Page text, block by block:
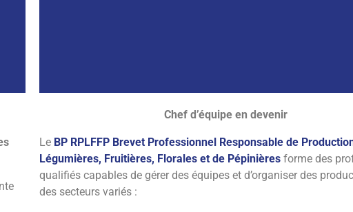
BP RPLFFP
Responsable de Productions Légumières,
Chef d’équipe en devenir
Le BP RPLFFP Brevet Professionnel Responsable de
Légumières, Fruitières, Florales et de Pépinières forme des
qualifiés capables de gérer des équipes et d’organiser des
des secteurs variés :